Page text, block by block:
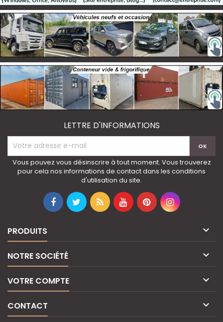
LETTRE D'INFORMATIONS
Vous pouvez vous désinscrire à tout moment. Vous trouverez
pour cela nos informations de contact dans les conditions
d'utilisation du site.
PRODUITS 
NOTRE SOCIÉTÉ 
VOTRE COMPTE 
CONTACT 